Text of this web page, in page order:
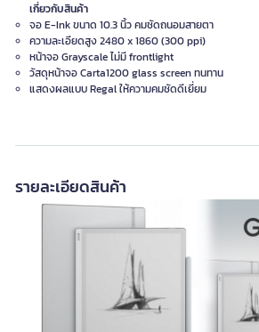
เกี่ยวกับสินค้า
จอ E-Ink ขนาด 10.3 นิ้ว คมชัดถนอมสายตา
ความละเอียดสูง 2480 x 1860 (300 ppi)
หน้าจอ Grayscale ไม่มี frontlight
วัสดุหน้าจอ Carta1200 glass screen ทนทาน
แสดงผลแบบ Regal ให้ความคมชัดดีเยี่ยม
รายละเอียดสินค้า